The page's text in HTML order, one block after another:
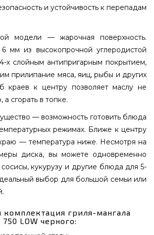
и устойчивость к перепадам
модели — жарочная поверхность.
мм из высокопрочной углеродистой
х слойным антипригарным покрытием,
прилипание мяса, яиц, рыбы и других
краев к центру позволяет маслу не
а сгорать в топке.
— возможность готовить блюда
режимах. Ближе к центру
— температура ниже. Несмотря на
диска, вы можете одновременно
сосисы, кукурузу и другие блюда для 5-
выбор для большой семьи или
комплектация гриля-мангала
750 LOW черного: